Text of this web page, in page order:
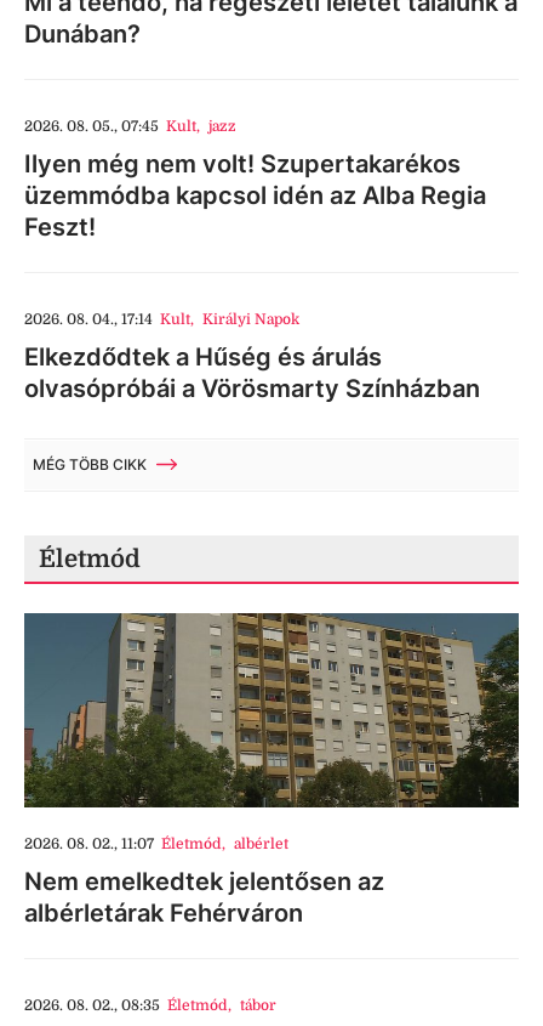
Dunában?
2026. 08. 05., 07:45 Kult, jazz
Ilyen még nem volt! Szupertakarékos
üzemmódba kapcsol idén az Alba Regia
Feszt!
2026. 08. 04., 17:14 Kult, Királyi Napok
Elkezdődtek a Hűség és árulás
olvasópróbái a Vörösmarty Színházban
MÉG TÖBB CIKK
Életmód
2026. 08. 02., 11:07 Életmód, albérlet
Nem emelkedtek jelentősen az
albérletárak Fehérváron
2026. 08. 02., 08:35 Életmód, tábor